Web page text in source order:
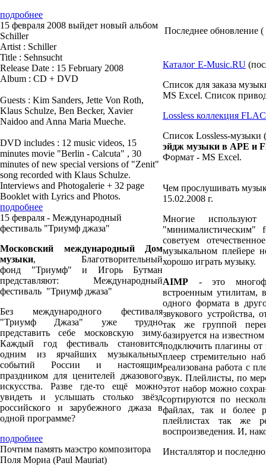
подробнее
15 февраля 2008 выйдет новый альбом
Schiller
Artist : Schiller
Title : Sehnsucht
Release Date : 15 February 2008
Album : CD + DVD
Guests : Kim Sanders, Jette Von Roth,
Klaus Schulze, Ben Becker, Xavier
Naidoo and Anna Maria Mueche.
DVD includes : 12 music videos, 15
minutes movie "Berlin - Calcuta" , 30
minutes of new special versions of "Zenit"
song recorded with Klaus Schulze.
Interviews and Photogalerie + 32 page
Booklet with Lyrics and Photos.
подробнее
15 февраля - Международный
фестиваль "Триумф джаза"
Московский международный Дом
музыки, Благотворительный
фонд "Триумф" и Игорь Бутман
представляют: Международный
фестиваль "Триумф джаза"
Без международного фестиваля
"Триумф Джаза" уже трудно
представить себе московскую зиму.
Каждый год фестиваль становится
одним из ярчайших музыкальных
событий России и настоящим
праздником для ценителей джазового
искусства. Разве где-то ещё можно
увидеть и услышать столько звёзд
российского и зарубежного джаза в
одной программе?
подробнее
Почтим память маэстро композитора
Поля Мориа (Paul Mauriat)
Последнее обновление (
Каталог E-Music.RU
Список для заказа
MS Excel. Список
Lossless коллекция
Список Lossless-музыки
эйдж музыки в APE и
Формат - MS Excel.
Чем прослушивать
15.02.2008 г.
Многие
советуем
музыкальном плейере
хорошо играть музыку.
AIMP - это
встроенным утилитам,
одного формата в
звукового устройства,
так же группой
базируется на
подключить плагины
плеер стремительно
реализована работа с
звук. Плейлисты, по
этот набор можно
сортируются по
файлах, так и более
плейлистах так же
воспроизведения. И,
Инсталлятор и